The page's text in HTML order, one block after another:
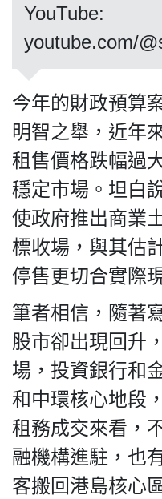
私
隱
政
策
及
免
責
聲
明
©
2018
Majority
For
HK.
All
rights
reserved.
YouTube:
youtube.com/
今年的財政預算
明智之舉，近年
租售價格跌幅過
穩定市場。坦白
使政府推出商業
標收場，與其估
停售更切合實際
筆者相信，隨著
股市卻出現回升
場，投資銀行和
和中環核心地段
租務成交來看，
融機構進駐，也
客搬回港島核心